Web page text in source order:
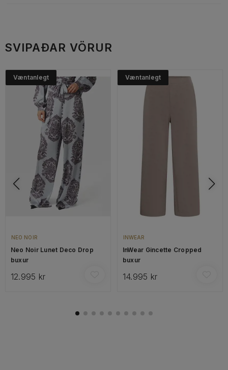
SVIPAÐAR VÖRUR
Væntanlegt
NEO NOIR
Neo Noir Lunet Deco Drop
buxur
12.995 kr
Væntanlegt
INWEAR
InWear Gincette Cropped
buxur
14.995 kr